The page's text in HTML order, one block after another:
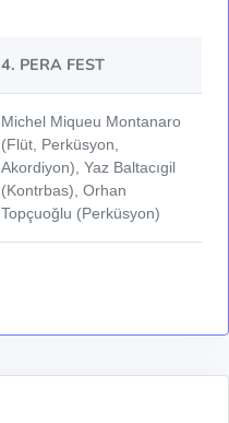
4. PERA FEST
Michel Miqueu Montanaro
(Flüt, Perküsyon,
Akordiyon), Yaz Baltacıgil
(Kontrbas), Orhan
Topçuoğlu (Perküsyon)